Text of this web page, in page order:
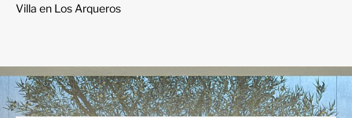
Villa en Los Arqueros